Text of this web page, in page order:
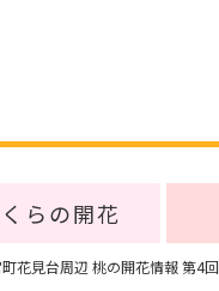
らの開花
花見台周辺 桃の開花情報 第4回